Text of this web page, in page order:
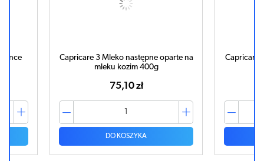
Capricare 3 Mleko następne oparte na
mleku kozim 400g
75,10 zł
DO KOSZYKA
Capricare